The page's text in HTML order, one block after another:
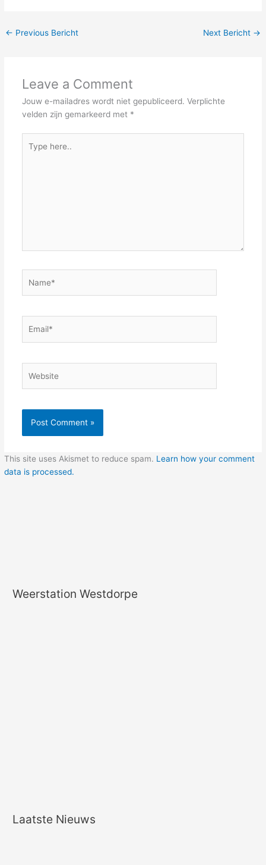
← Previous Bericht Next Bericht →
Leave a Comment
Jouw e-mailadres wordt niet gepubliceerd. Verplichte
velden zijn gemarkeerd met *
here..
This site uses Akismet to reduce spam. Learn how your comment
data is processed.
Weerstation Westdorpe
Laatste Nieuws